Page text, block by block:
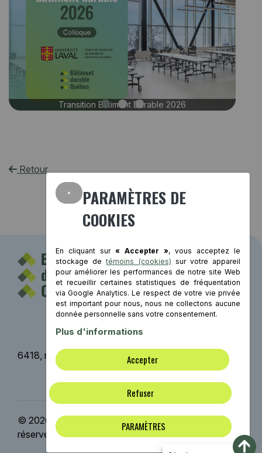
Retour
Contact
6418, rue St-Hubert, Montréal (Québec) H2S 2M2
© 2026 Bâtiment durable Québec | Tous droits
réservés. | Conception Web :ViGlob
×
PARAMÈTRES DE
COOKIES
En cliquant sur « Accepter », vous acceptez le
stockage detémoins (cookies) sur votre appareil
pour améliorer les performances de notre site Web
et recueillir certaines statistiques de fréquentation
via Google Analytics. Le respect de votre vie privée
est important pour nous, nous ne collectons aucune
donnée personnelle sans votre consentement.
Plus d'informations
Accepter
Refuser
PARAMÈTRES